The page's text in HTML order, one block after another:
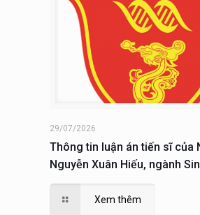
29/07/2026
Thông tin luận án tiến sĩ của
Nguyễn Xuân Hiếu, ngành
Xem thêm